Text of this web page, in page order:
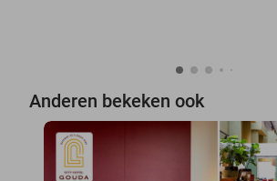
Anderen bekeken ook